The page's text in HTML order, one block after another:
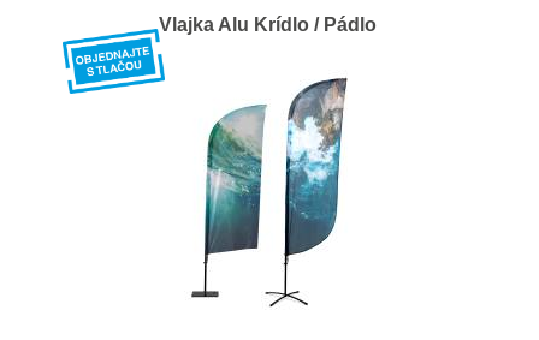
Vlajka Alu Krídlo / Pádlo